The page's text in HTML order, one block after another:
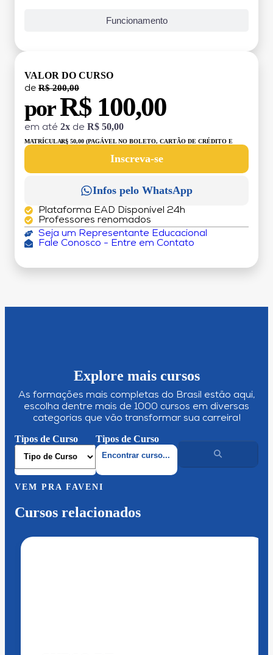
Funcionamento
VALOR DO CURSO
de R$ 200,00
porR$ 100,00
em até 2x de R$ 50,00
MATRÍCULA:R$ 50,00 (PAGÁVEL NO BOLETO, CARTÃO DE CRÉDITO E
Inscreva-se
Infos pelo WhatsApp
Plataforma EAD Disponível 24h
Professores renomados
Seja um Representante Educacional
Fale Conosco - Entre em Contato
Explore mais cursos
As formações mais completas do Brasil estão aqui,
escolha dentre mais de 1000 cursos em diversas
categorias que vão transformar sua carreira!
Tipos de Curso Tipos de Curso
VEM PRA FAVENI
Cursos relacionados